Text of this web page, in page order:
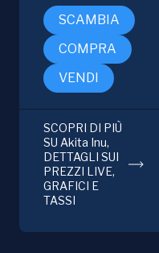
SCAMBIA
COMPRA
VENDI
SCOPRI DI PIÙ
SU Akita Inu,
DETTAGLI SUI
PREZZI LIVE,
GRAFICI E
TASSI